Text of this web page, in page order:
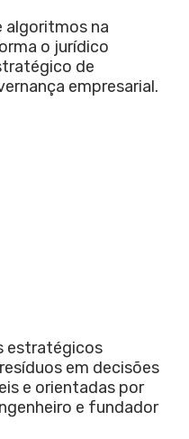
algoritmos na
o jurídico
de
empresarial.
estratégicos
em decisões
e orientadas por
e fundador